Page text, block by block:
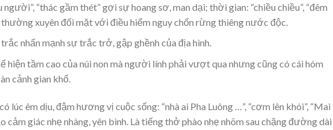
người”, “thác gầm thét” gợi sự hoang sơ, man dại; thời gian: “chiều chiều”, “đêm
xuyên đối mặt với điều hiểm nguy chốn rừng thiêng nước độc.
nhấn mạnh sự trắc trở, gập ghềnh của địa hình.
hiện tầm cao của núi non mà người lính phải vượt qua nhưng cũng có cái hóm
cảnh gian khổ.
lúc êm dịu, đậm hương vị cuộc sống: “nhà ai Pha Luông …”, “cơm lên khói”, “Mai
cảm giác nhẹ nhàng, yên bình. Là tiếng thở phào nhẹ nhõm sau chặng đường dài